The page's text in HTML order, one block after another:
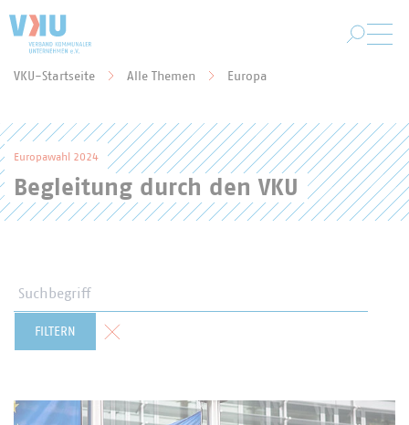
VKU-Startseite Alle Themen Europa
Europawahl 2024
Begleitung durch den VKU
FILTERN Formular zurücksetzen